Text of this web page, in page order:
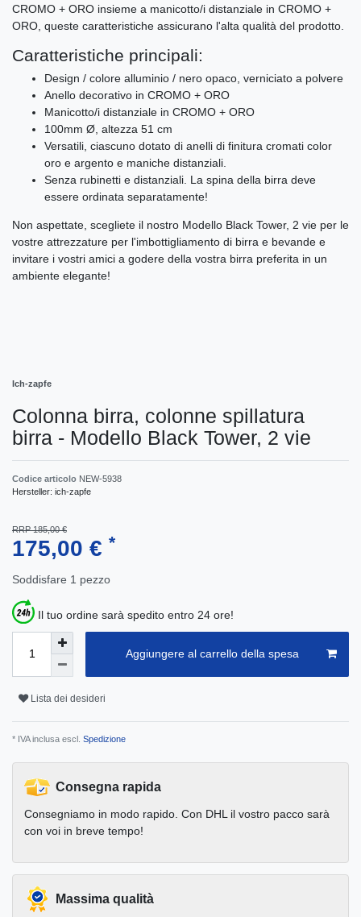
CROMO + ORO insieme a manicotto/i distanziale in CROMO +
ORO, queste caratteristiche assicurano l'alta qualità del prodotto.
Caratteristiche principali:
Design / colore alluminio / nero opaco, verniciato a polvere
Anello decorativo in CROMO + ORO
Manicotto/i distanziale in CROMO + ORO
100mm Ø, altezza 51 cm
Versatili, ciascuno dotato di anelli di finitura cromati color
oro e argento e maniche distanziali.
Senza rubinetti e distanziali. La spina della birra deve
essere ordinata separatamente!
Non aspettate, scegliete il nostro Modello Black Tower, 2 vie per le
vostre attrezzature per l'imbottigliamento di birra e bevande e
invitare i vostri amici a godere della vostra birra preferita in un
ambiente elegante!
Ich-zapfe
Colonna birra, colonne spillatura
birra - Modello Black Tower, 2 vie
Codice articolo NEW-5938
Hersteller: ich-zapfe
RRP 185,00 €
175,00 € *
Soddisfare 1 pezzo
Il tuo ordine sarà spedito entro 24 ore!
Aggiungere al carrello della spesa
Lista dei desideri
* IVA inclusa escl. Spedizione
Consegna rapida
Consegniamo in modo rapido. Con DHL il vostro pacco sarà
con voi in breve tempo!
Massima qualità